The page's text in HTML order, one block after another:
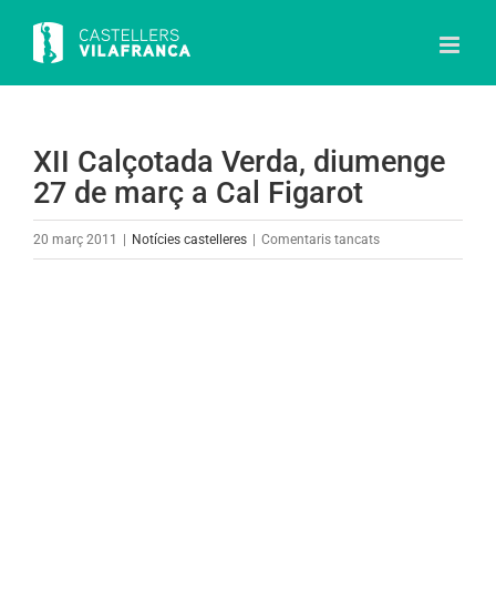
content
XII Calçotada Verda, diumenge
27 de març a Cal Figarot
20 març 2011 Notícies castelleres Comentaris tancatsa